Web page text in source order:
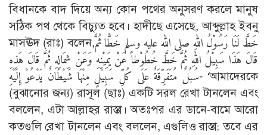
বিধানকে বাদ দিয়ে অন্য কোন পথের অনুসরণ করলে মানুষ
সঠিক পথ থেকে বিচ্যুত হবে। হাদীছে এসেছে, আব্দুল্লাহ ইবনু
মাসঊদ (রাঃ) বলেন,خَطَّ لَنَا رَسُوْلُ اللهِ صلى الله عليه وسلم خَطًّا ثُمَّ
قَالَ هَذَا سَبِيْلُ اللهِ ثُمَّ خَطَّ خُطُوْطاً عَنْ يَمِيْنِهِ وَعَنْ شِمَالِهِ ثُمَّ قَالَ هَذِهِ
سُبُلٌ مُتَفَرِّقَةٌ عَلَى كُلِّ سَبِيْلٍ مِنْهَا شَيْطَانٌ يَدْعُوْ إِلَيْهِ- ‘আমাদেরকে
(বুঝানোর জন্য) রাসূল (ছাঃ) একটি সরল রেখা টানলেন এবং
বললেন, এটা আল্লাহর রাস্তা। অতঃপর এর ডানে-বামে আরো
কতগুলি রেখা টানলেন এবং বললেন, এগুলিও রাস্তা; তবে এর